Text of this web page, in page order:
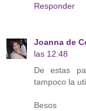
Responder
Joanna de
las 12:48
De estas
tampoco la
Besos